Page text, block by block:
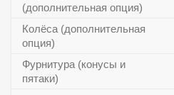
(дополнительная опция)
Колёса (дополнительная
опция)
Фурнитура (конусы и
пятаки)